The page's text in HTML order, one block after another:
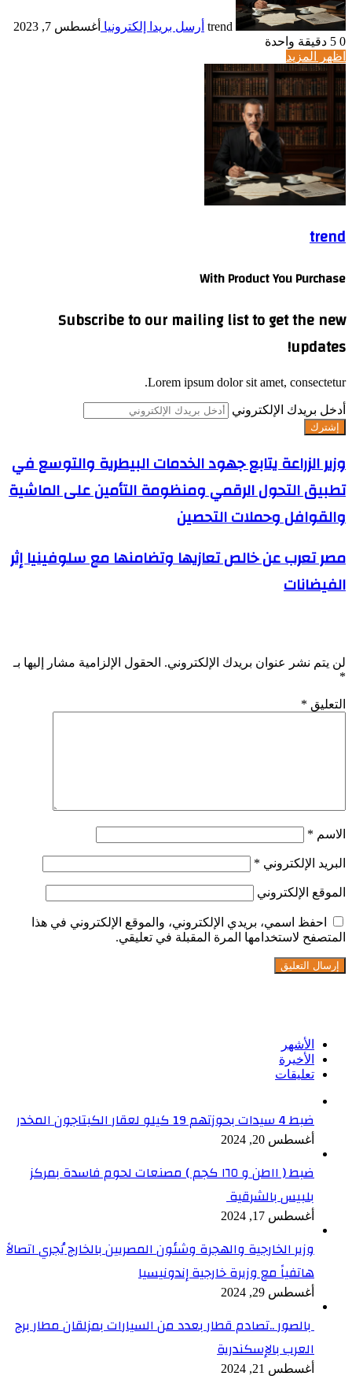
trend أرسل بريدا إلكترونيا أغسطس 7, 2023
0
دقيقة واحدة
اظهر المزيد
trend
With Product You Purchase
Subscribe to our mailing list to get the new
updates!
Lorem ipsum dolor sit amet, consectetur.
أدخل بريدك الإلكتروني
وزير الزراعة يتابع جهود الخدمات البيطرية والتوسع في
تطبيق التحول الرقمي ومنظومة التأمين على الماشية
والقوافل وحملات التحصين
مصر تعرب عن خالص تعازيها وتضامنها مع سلوفينيا إثر
الفيضانات
لن يتم نشر عنوان بريدك الإلكتروني. الحقول الإلزامية مشار إليها بـ
*
التعليق *
الاسم *
البريد الإلكتروني *
الموقع الإلكتروني
احفظ اسمي، بريدي الإلكتروني، والموقع الإلكتروني في هذا
المتصفح لاستخدامها المرة المقبلة في تعليقي.
الأشهر
الأخيرة
تعليقات
ضبط 4 سيدات بحوزتهم 19 كيلو لعقار الكبتاجون المخدر
أغسطس 20, 2024
ضبط ( ١١طن و ١٦٥ كجم ) مصنعات لحوم فاسدة بمركز
بلبيس بالشرقية
أغسطس 17, 2024
وزير الخارجية والهجرة وشئون المصريين بالخارج يُجري اتصالاً
هاتفياً مع وزيرة خارجية إندونيسيا
أغسطس 29, 2024
بالصور ..تصادم قطار بعدد من السيارات بمزلقان مطار برج
العرب بالإسكندرية
أغسطس 21, 2024